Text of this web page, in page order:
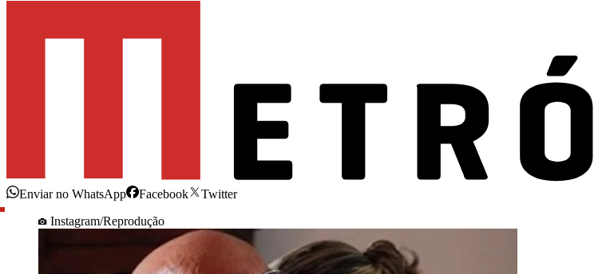
Enviar no WhatsApp Facebook
Twitter
Instagram/Reprodução